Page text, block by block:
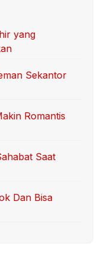
yang
Sekantor
Romantis
Saat
Dan Bisa